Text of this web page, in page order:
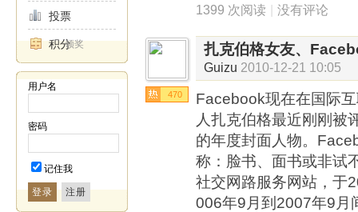
投票
积分领奖
用户名
密码
记住我
登录
1399 次阅读 | 没有评论
470
扎克伯格女友、
Guizu 2010-12-21 10:05
Facebook现在在国际
人扎克伯格最近刚刚被
的年度封面人物。
称：脸书、面书或非试
社交网路服务网站，于
006年9月到2007年9月